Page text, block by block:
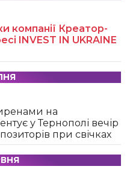
компанії Креатор-
INVEST IN UKRAINE
на
у Тернополі вечір
при свічках